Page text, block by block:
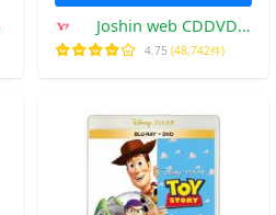
Joshin web CDDVD
Yahoo!店
4.75 (48,742件)